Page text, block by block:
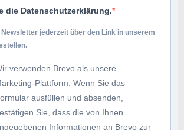
die Datenschutzerklärung.
jederzeit über den Link in unserem
verwenden Brevo als unsere
Plattform. Wenn Sie das
ausfüllen und absenden,
Sie, dass die von Ihnen
Informationen an Brevo zur